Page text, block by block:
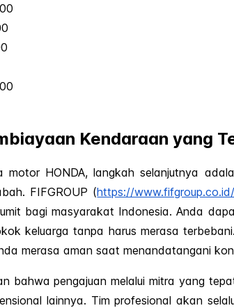
Kendaraan yang
motor HONDA, langkah selanjutnya
FIFGROUP (https://www.fifgroup.co.id/
bagi masyarakat Indonesia. Anda
keluarga tanpa harus merasa
merasa aman saat menandatangani
bahwa pengajuan melalui mitra yang
lainnya. Tim profesional akan